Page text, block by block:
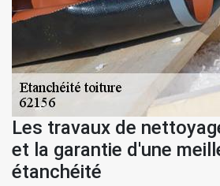
Les travaux de
et la garantie d'une
étanchéité